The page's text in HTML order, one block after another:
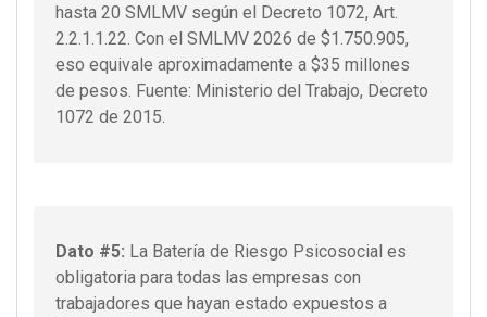
hasta 20 SMLMV según el Decreto 1072, Art.
2.2.1.1.22. Con el SMLMV 2026 de $1.750.905,
eso equivale aproximadamente a $35 millones
de pesos. Fuente: Ministerio del Trabajo, Decreto
1072 de 2015.
Dato #5: La Batería de Riesgo Psicosocial es
obligatoria para todas las empresas con
trabajadores que hayan estado expuestos a